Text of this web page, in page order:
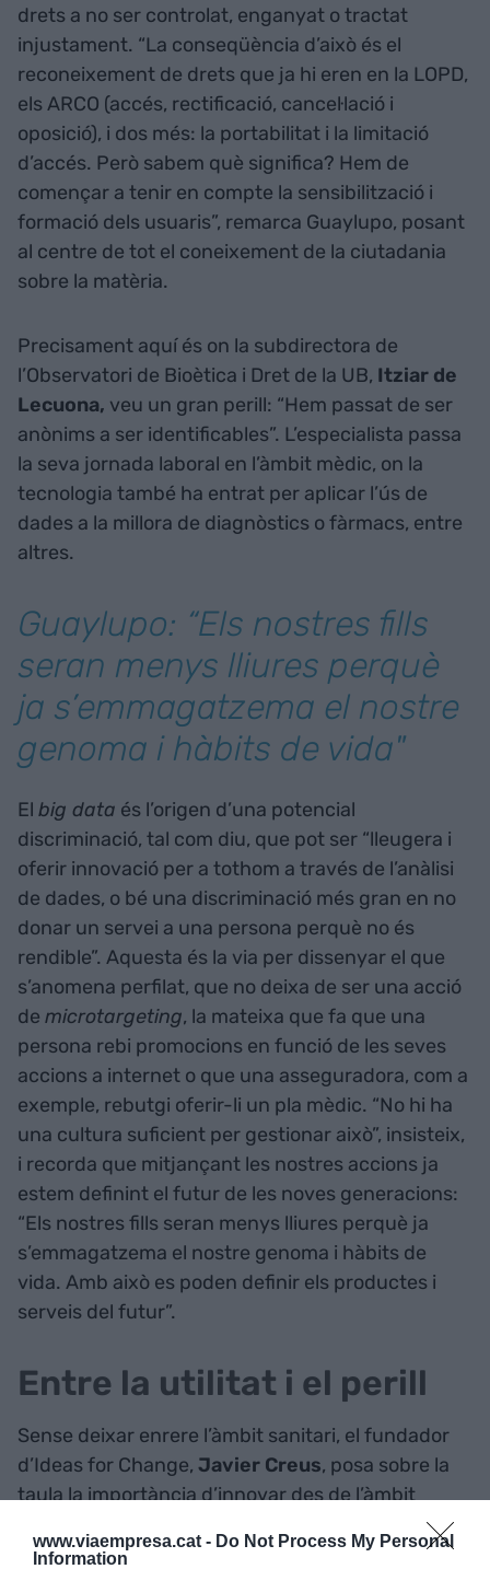
www.viaempresa.cat - Do Not Process My Personal
Information
drets a no ser controlat, enganyat o tractat
injustament. “La conseqüència d’això és el
reconeixement de drets que ja hi eren en la LOPD,
els ARCO (accés, rectificació, cancel·lació i
oposició), i dos més: la portabilitat i la limitació
d’accés. Però sabem què significa? Hem de
començar a tenir en compte la sensibilització i
formació dels usuaris”, remarca Guaylupo, posant
al centre de tot el coneixement de la ciutadania
sobre la matèria.
Precisament aquí és on la subdirectora de
l’Observatori de Bioètica i Dret de la UB, Itziar de
Lecuona, veu un gran perill: “Hem passat de ser
anònims a ser identificables”. L’especialista passa
la seva jornada laboral en l’àmbit mèdic, on la
tecnologia també ha entrat per aplicar l’ús de
dades a la millora de diagnòstics o fàrmacs, entre
altres.
Guaylupo: “Els nostres fills
seran menys lliures perquè
ja s’emmagatzema el nostre
genoma i hàbits de vida"
El big data és l’origen d’una potencial
discriminació, tal com diu, que pot ser “lleugera i
oferir innovació per a tothom a través de l’anàlisi
de dades, o bé una discriminació més gran en no
donar un servei a una persona perquè no és
rendible”. Aquesta és la via per dissenyar el que
s’anomena perfilat, que no deixa de ser una acció
de microtargeting, la mateixa que fa que una
persona rebi promocions en funció de les seves
accions a internet o que una asseguradora, com a
exemple, rebutgi oferir-li un pla mèdic. “No hi ha
una cultura suficient per gestionar això”, insisteix,
i recorda que mitjançant les nostres accions ja
estem definint el futur de les noves generacions:
“Els nostres fills seran menys lliures perquè ja
s’emmagatzema el nostre genoma i hàbits de
vida. Amb això es poden definir els productes i
serveis del futur”.
Entre la utilitat i el perill
Sense deixar enrere l’àmbit sanitari, el fundador
d’Ideas for Change, Javier Creus, posa sobre la
taula la importància d’innovar des de l’àmbit
generar institucions que encarnin els valors del